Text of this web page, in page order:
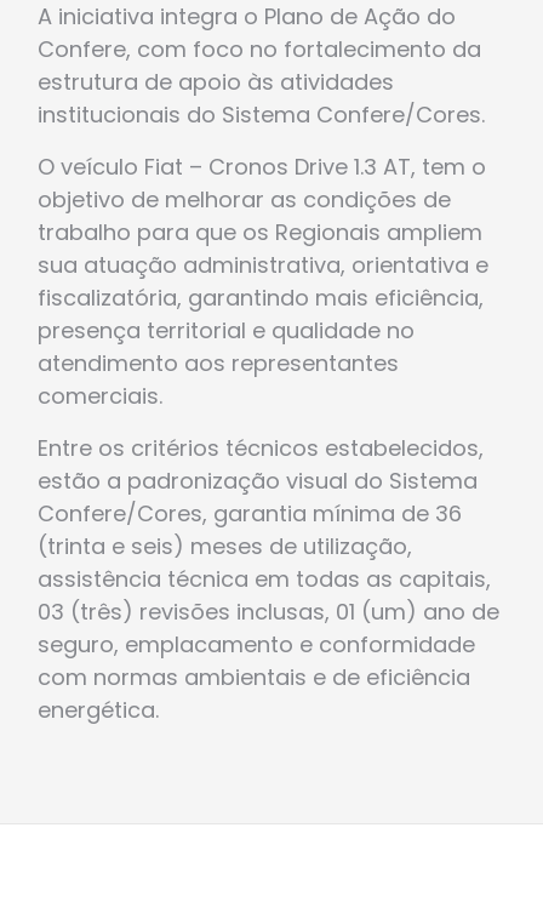
A iniciativa integra o Plano de Ação do
Confere, com foco no fortalecimento da
estrutura de apoio às atividades
institucionais do Sistema Confere/Cores.
O veículo Fiat – Cronos Drive 1.3 AT, tem o
objetivo de melhorar as condições de
trabalho para que os Regionais ampliem
sua atuação administrativa, orientativa e
fiscalizatória, garantindo mais eficiência,
presença territorial e qualidade no
atendimento aos representantes
comerciais.
Entre os critérios técnicos estabelecidos,
estão a padronização visual do Sistema
Confere/Cores, garantia mínima de 36
(trinta e seis) meses de utilização,
assistência técnica em todas as capitais,
03 (três) revisões inclusas, 01 (um) ano de
seguro, emplacamento e conformidade
com normas ambientais e de eficiência
energética.